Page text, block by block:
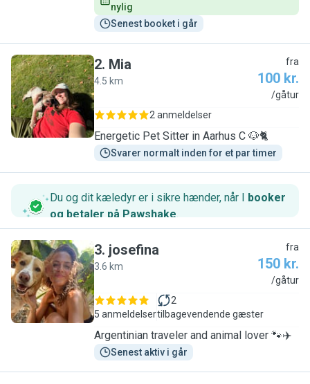
nylig
Senest booket i går
M
2. Mia
4.5 km
fra
100 kr.
/gåtur
2 anmeldelser
Energetic Pet Sitter in Aarhus C 🐶🐈
Svarer normalt inden for et par timer
Du og dit kæledyr er i sikre hænder, når I booker
og betaler på Pawshake.
J
3. josefina
3.6 km
fra
150 kr.
/gåtur
5 anmeldelser
2
tilbagevendende gæster
Argentinian traveler and animal lover 🐾✈️
Senest aktiv i går